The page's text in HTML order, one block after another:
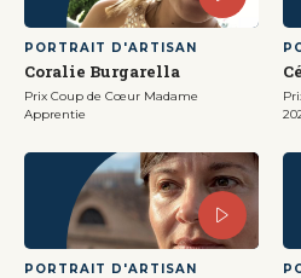
PORTRAIT D'ARTISAN
Coralie Burgarella
Prix Coup de Cœur Madame
Apprentie
PORTRAIT D'ARTISAN